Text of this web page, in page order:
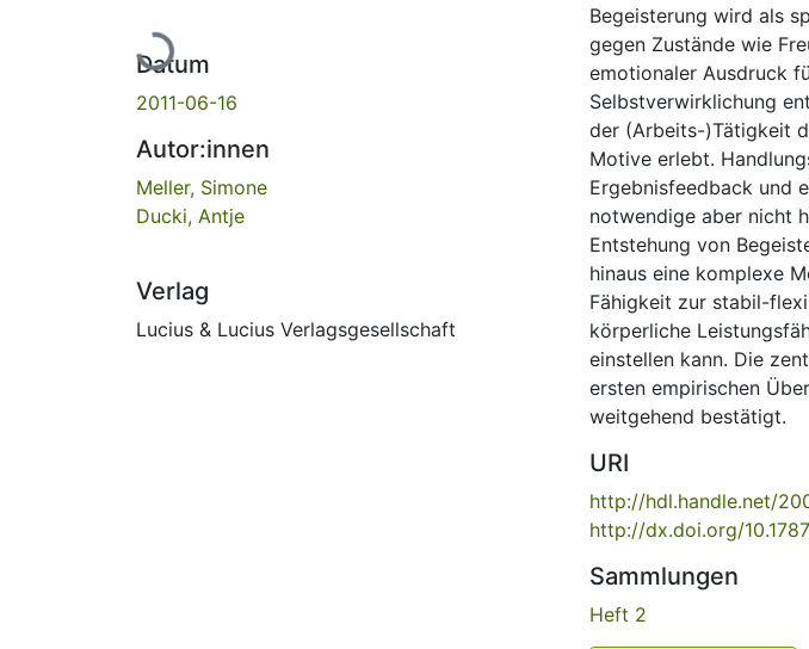
Lade...
Datum
2011-06-16
Autor:innen
Meller, Simone
Ducki, Antje
Verlag
Lucius & Lucius Verlagsgesellschaft
Begeisterung wird als
gegen Zustände wie
emotionaler Ausdruck
Selbstverwirklichung
der (Arbeits-)Tätigkeit
Motive erlebt.
Ergebnisfeedback und
notwendige aber nicht
Entstehung von
hinaus eine komplexe
Fähigkeit zur stabil-
körperliche
einstellen kann. Die
ersten empirischen
weitgehend bestätigt.
URI
http://hdl.handle.net/
http://dx.doi.org/
Sammlungen
Heft 2